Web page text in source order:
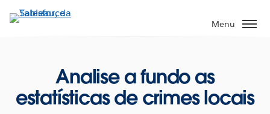
Pular
para
Menu
Analise a fundo as
estatísticas de crimes locais